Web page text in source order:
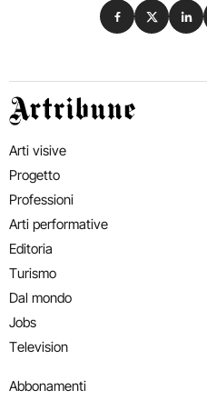
Condividi su
Condividi
Artribune
Arti visive
Progetto
Professioni
Arti performative
Editoria
Turismo
Dal mondo
Jobs
Television
Abbonamenti